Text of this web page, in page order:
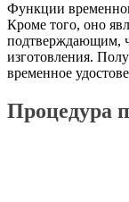
Функции
Кроме того, оно
подтверждающим,
изготовления.
временное
Процедура